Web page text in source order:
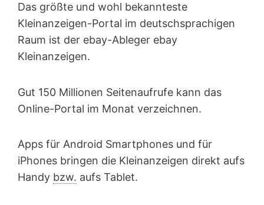
Das größte und wohl bekannteste
Kleinanzeigen-Portal im deutschsprachigen
Raum ist der ebay-Ableger ebay
Kleinanzeigen.
Gut 150 Millionen Seitenaufrufe kann das
Online-Portal im Monat verzeichnen.
Apps für Android Smartphones und für
iPhones bringen die Kleinanzeigen direkt aufs
Handy bzw. aufs Tablet.